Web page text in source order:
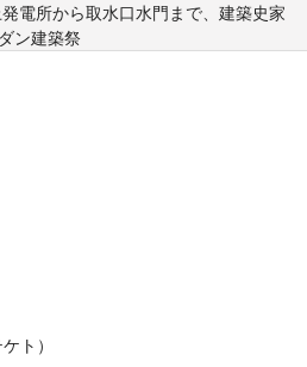
電所から取水口水門まで、建築史家
ン建築祭
ト）